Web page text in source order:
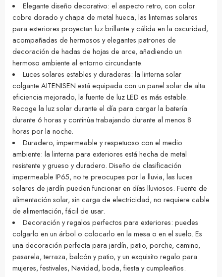
Elegante diseño decorativo: el aspecto retro, con color
cobre dorado y chapa de metal hueca, las linternas solares
para exteriores proyectan luz brillante y cálida en la oscuridad,
acompañadas de hermosos y elegantes patrones de
decoración de hadas de hojas de arce, añadiendo un
hermoso ambiente al entorno circundante.
Luces solares estables y duraderas: la linterna solar
colgante AITENISEN está equipada con un panel solar de alta
eficiencia mejorado, la fuente de luz LED es más estable.
Recoge la luz solar durante el día para cargar la batería
durante 6 horas y continúa trabajando durante al menos 8
horas por la noche.
Duradero, impermeable y respetuoso con el medio
ambiente: la linterna para exteriores está hecha de metal
resistente y grueso y duradero. Diseño de clasificación
impermeable IP65, no te preocupes por la lluvia, las luces
solares de jardín pueden funcionar en días lluviosos. Fuente de
alimentación solar, sin carga de electricidad, no requiere cable
de alimentación, fácil de usar.
Decoración y regalos perfectos para exteriores: puedes
colgarlo en un árbol o colocarlo en la mesa o en el suelo. Es
una decoración perfecta para jardín, patio, porche, camino,
pasarela, terraza, balcón y patio, y un exquisito regalo para
mujeres, festivales, Navidad, boda, fiesta y cumpleaños.